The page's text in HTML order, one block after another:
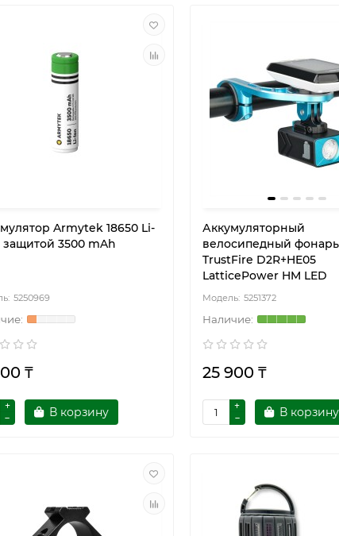
Armytek 18650 Li-
защитой 3500 mAh
5250969
₸
В корзину
Аккумуляторный
велосипедный фонарь
TrustFire D2R+HE05
LatticePower HM LED
5251372
25 900 ₸
В корзину